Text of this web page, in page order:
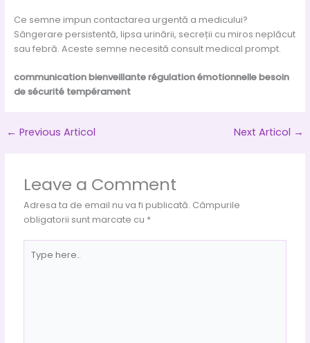
Ce semne impun contactarea urgentă a medicului?
Sângerare persistentă, lipsa urinării, secreții cu miros neplăcut
sau febră. Aceste semne necesită consult medical prompt.
communication bienveillanterégulation émotionnellebesoin
de sécurité tempérament
← Previous Articol Next Articol →
Leave a Comment
Adresa ta de email nu va fi publicată. Câmpurile
obligatorii sunt marcate cu *
here..